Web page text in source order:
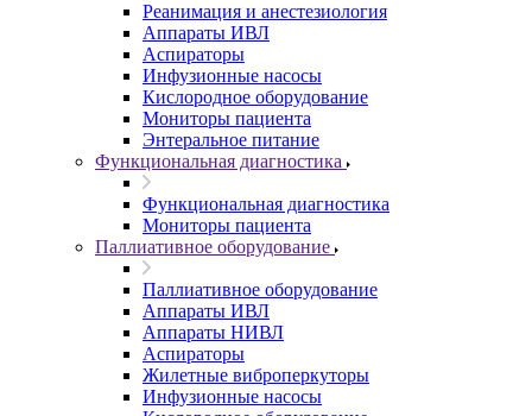
Реанимация и анестезиология
Аппараты ИВЛ
Аспираторы
Инфузионные насосы
Кислородное оборудование
Мониторы пациента
Энтеральное питание
Функциональная диагностика
Функциональная диагностика
Мониторы пациента
Паллиативное оборудование
Паллиативное оборудование
Аппараты ИВЛ
Аппараты НИВЛ
Аспираторы
Жилетные виброперкуторы
Инфузионные насосы